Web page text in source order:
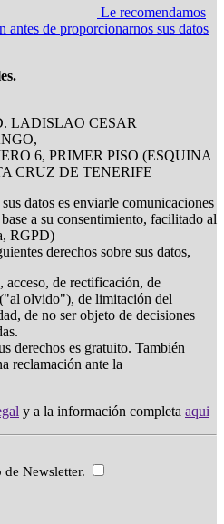
Le recomendamos
antes de proporcionarnos sus datos
LADISLAO CESAR
6, PRIMER PISO (ESQUINA
CRUZ DE TENERIFE
datos es enviarle comunicaciones
a su consentimiento, facilitado al
RGPD)
derechos sobre sus datos,
de rectificación, de
olvido"), de limitación del
de no ser objeto de decisiones
derechos es gratuito. También
reclamación ante la
y a la información completa aqui
Newsletter.